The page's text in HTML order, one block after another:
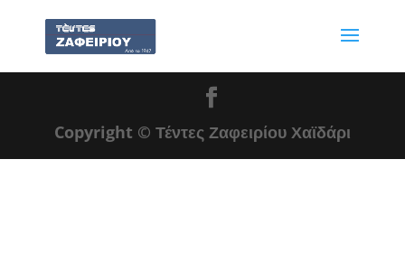
Copyright © Τέντες Ζαφειρίου Χαϊδάρι